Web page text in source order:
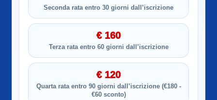
Seconda rata entro 30 giorni dall’iscrizione
€ 160
Terza rata entro 60 giorni dall’iscrizione
€ 120
Quarta rata entro 90 giorni dall’iscrizione (€180 -
€60 sconto)